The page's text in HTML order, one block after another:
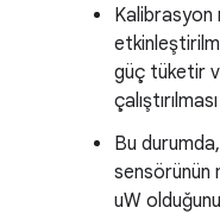
Kalibrasyon
güç tüketir
Bu
sensörünün
uW